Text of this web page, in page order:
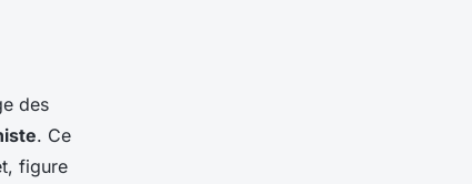
des
. Ce
figure